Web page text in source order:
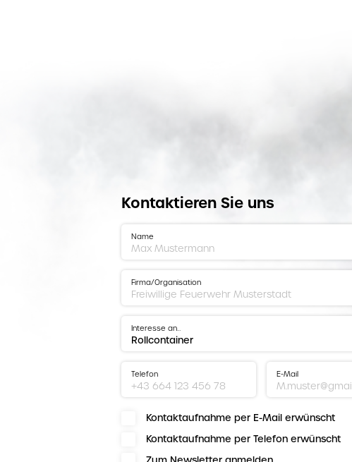
Kontaktieren Sie uns
Name
Firma/Organisation
Interesse an…
Telefon E-Mail
Kontaktaufnahme per E-Mail erwünscht
Kontaktaufnahme per Telefon erwünscht